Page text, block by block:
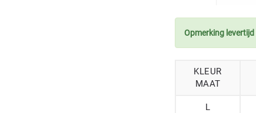
Opmerking levertijd
KLEUR
MAAT
L